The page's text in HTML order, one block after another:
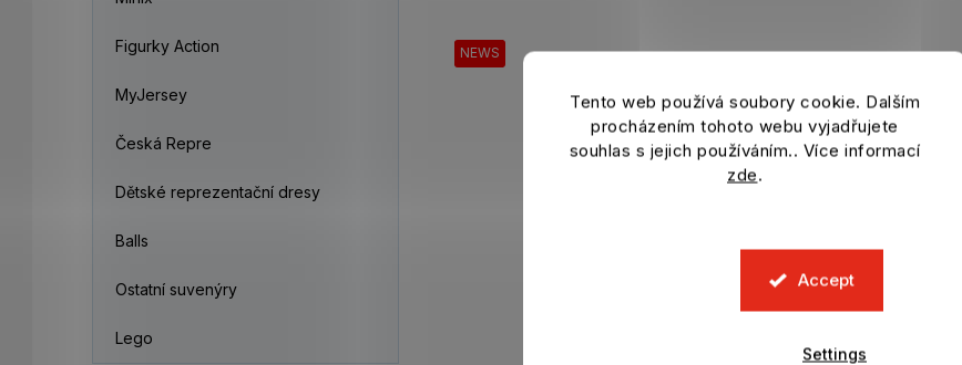
Tento web používá soubory cookie. Dalším
procházením tohoto webu vyjadřujete
souhlas s jejich používáním.. Více informací
zde.
Accept
Settings
Figurky Action
MyJersey
Česká Repre
Dětské reprezentační dresy
Balls
Ostatní suvenýry
Lego
NEWS